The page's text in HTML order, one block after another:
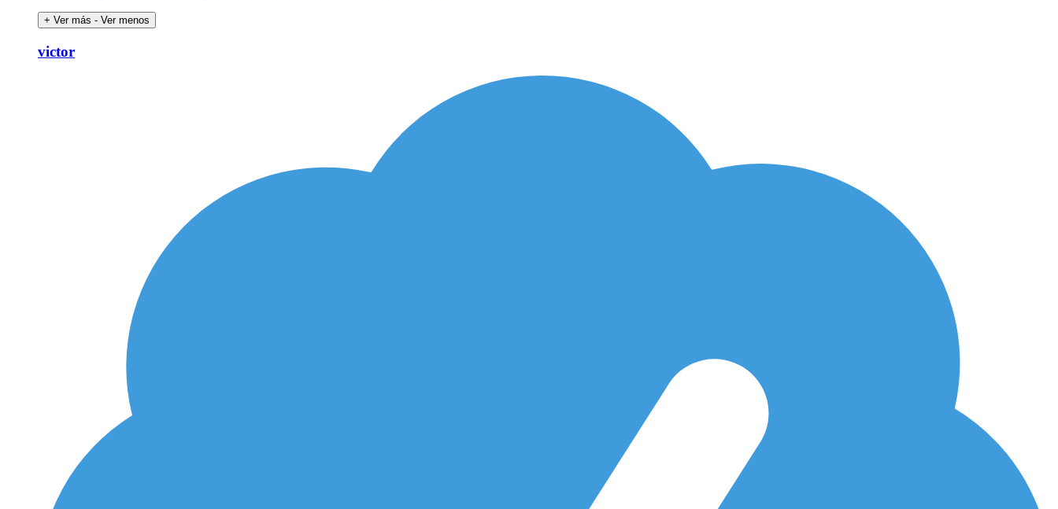
+ Ver más - Ver menos
victor